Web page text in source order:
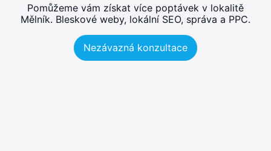
AI řešení
Pomůžeme vám získat více poptávek v lokalitě
Mělník. Bleskové weby, lokální SEO, správa a PPC.
Nezávazná konzultace